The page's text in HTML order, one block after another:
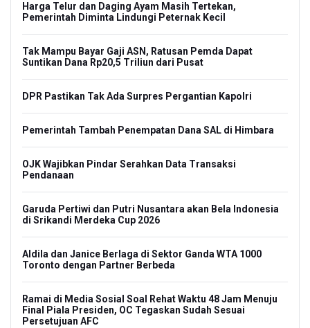
Harga Telur dan Daging Ayam Masih Tertekan,
Pemerintah Diminta Lindungi Peternak Kecil
Tak Mampu Bayar Gaji ASN, Ratusan Pemda Dapat
Suntikan Dana Rp20,5 Triliun dari Pusat
DPR Pastikan Tak Ada Surpres Pergantian Kapolri
Pemerintah Tambah Penempatan Dana SAL di Himbara
OJK Wajibkan Pindar Serahkan Data Transaksi
Pendanaan
Garuda Pertiwi dan Putri Nusantara akan Bela Indonesia
di Srikandi Merdeka Cup 2026
Aldila dan Janice Berlaga di Sektor Ganda WTA 1000
Toronto dengan Partner Berbeda
Ramai di Media Sosial Soal Rehat Waktu 48 Jam Menuju
Final Piala Presiden, OC Tegaskan Sudah Sesuai
Persetujuan AFC